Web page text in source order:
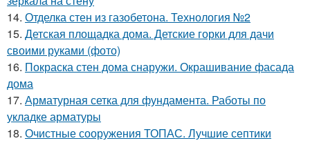
14. Отделка стен из газобетона. Технология №2
15. Детская площадка дома. Детские горки для дачи
своими руками (фото)
16. Покраска стен дома снаружи. Окрашивание фасада
дома
17. Арматурная сетка для фундамента. Работы по
укладке арматуры
18. Очистные сооружения ТОПАС. Лучшие септики